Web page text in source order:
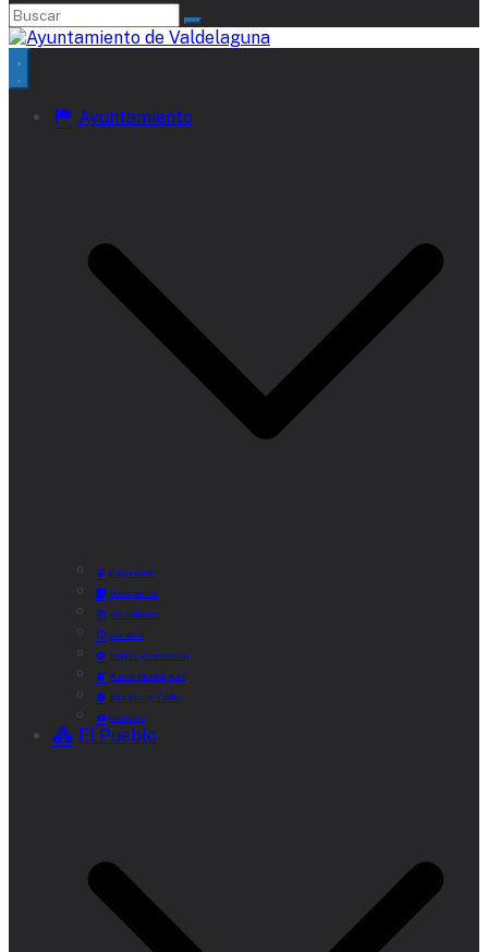
Ayuntamiento
Corporación
Documentos
Recaudación
Horarios
Empleo y Formación
Plenos Municipales
Boletín «De Valde»
Contacta
El Pueblo